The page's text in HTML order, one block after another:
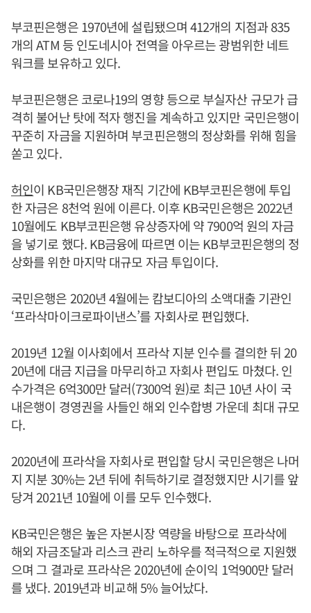
부코핀은행은 1970년에 설립됐으며 412개의 지점과 835
개의 ATM 등 인도네시아 전역을 아우르는 광범위한 네트
워크를 보유하고 있다.
부코핀은행은 코로나19의 영향 등으로 부실자산 규모가 급
격히 불어난 탓에 적자 행진을 계속하고 있지만 국민은행이
꾸준히 자금을 지원하며 부코핀은행의 정상화를 위해 힘을
쏟고 있다.
허인이 KB국민은행장 재직 기간에 KB부코핀은행에 투입
한 자금은 8천억 원에 이른다. 이후 KB국민은행은 2022년
10월에도 KB부코핀은행 유상증자에 약 7900억 원의 자금
을 넣기로 했다. KB금융에 따르면 이는 KB부코핀은행의 정
상화를 위한 마지막 대규모 자금 투입이다.
국민은행은 2020년 4월에는 캄보디아의 소액대출 기관인
‘프라삭마이크로파이낸스’를 자회사로 편입했다.
2019년 12월 이사회에서 프라삭 지분 인수를 결의한 뒤 20
20년에 대금 지급을 마무리하고 자회사 편입도 마쳤다. 인
수가격은 6억300만 달러(7300억 원)로 최근 10년 사이 국
내은행이 경영권을 사들인 해외 인수합병 가운데 최대 규모
다.
2020년에 프라삭을 자회사로 편입할 당시 국민은행은 나머
지 지분 30%는 2년 뒤에 취득하기로 결정했지만 시기를 앞
당겨 2021년 10월에 이를 모두 인수했다.
KB국민은행은 높은 자본시장 역량을 바탕으로 프라삭에
해외 자금조달과 리스크 관리 노하우를 적극적으로 지원했
으며 그 결과로 프라삭은 2020년에 순이익 1억900만 달러
를 냈다. 2019년과 비교해 5% 늘어났다.